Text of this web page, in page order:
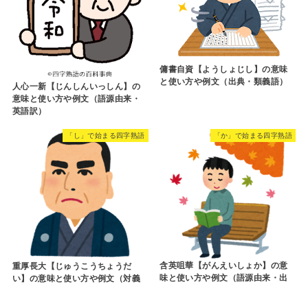
人心一新【じんしんいっしん】の
意味と使い方や例文（語源由来・
英語訳）
傭書自資【ようしょじし】の意味
と使い方や例文（出典・類義語）
「し」で始まる四字熟語
重厚長大【じゅうこうちょうだ
い】の意味と使い方や例文（対義
「か」で始まる四字熟語
含英咀華【がんえいしょか】の意
味と使い方や例文（語源由来・出